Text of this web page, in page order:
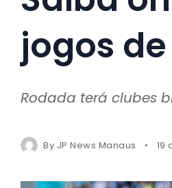
jogos
Rodada terá clubes
By JP News Manaus 19